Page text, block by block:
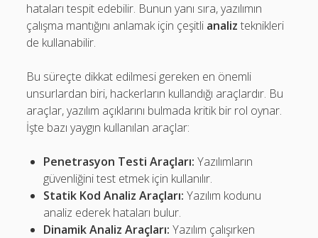
hataları tespit edebilir. Bunun yanı sıra, yazılımın
çalışma mantığını anlamak için çeşitli analiz teknikleri
de kullanabilir.
Bu süreçte dikkat edilmesi gereken en önemli
unsurlardan biri, hackerların kullandığı araçlardır. Bu
araçlar, yazılım açıklarını bulmada kritik bir rol oynar.
İşte bazı yaygın kullanılan araçlar:
Penetrasyon Testi Araçları: Yazılımların
güvenliğini test etmek için kullanılır.
Statik Kod Analiz Araçları: Yazılım kodunu
analiz ederek hataları bulur.
Dinamik Analiz Araçları: Yazılım çalışırken